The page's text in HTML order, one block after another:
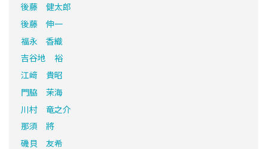
後藤 健太郎
後藤 伸一
福永 香織
吉谷地 裕
江﨑 貴昭
門脇 茉海
川村 竜之介
那須 將
磯貝 友希